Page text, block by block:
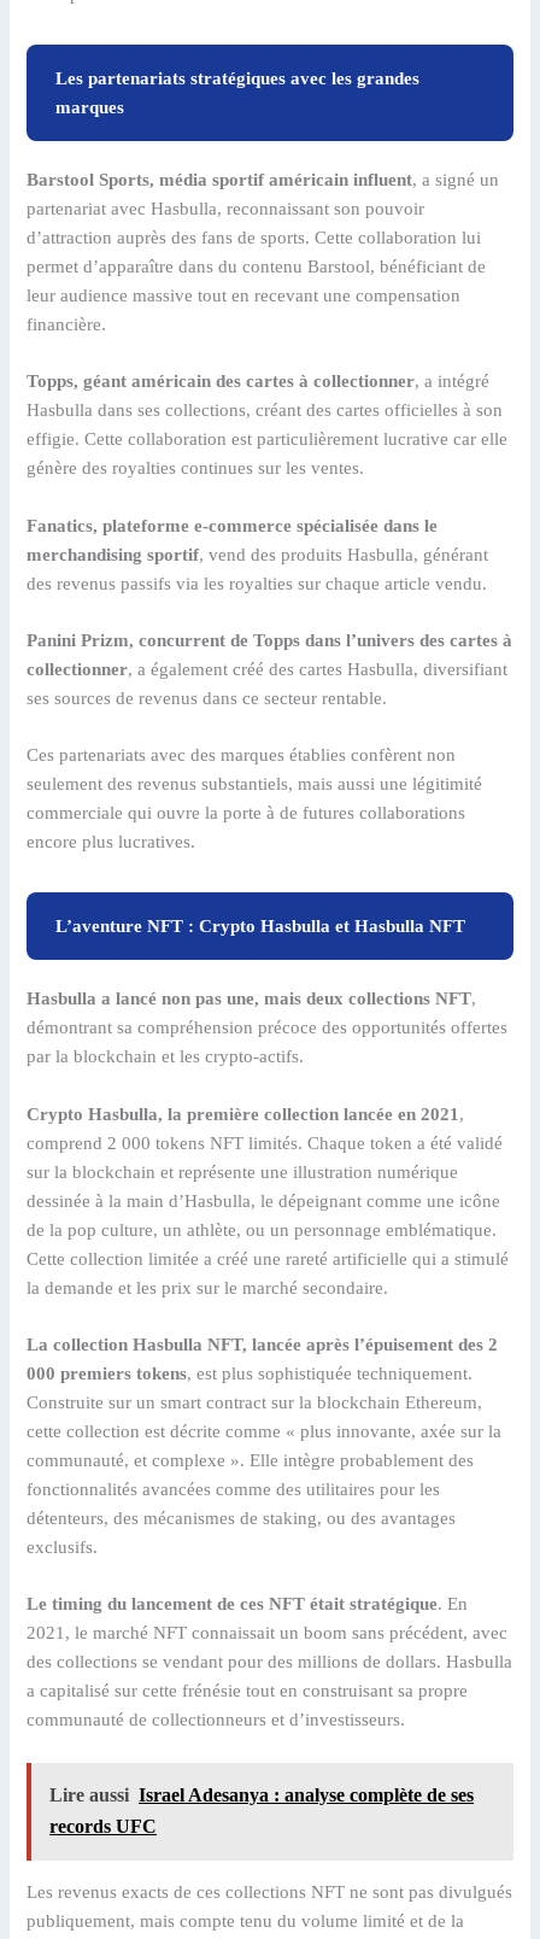
Les partenariats stratégiques avec les grandes
marques
Barstool Sports, média sportif américain influent, a signé un
partenariat avec Hasbulla, reconnaissant son pouvoir
d’attraction auprès des fans de sports. Cette collaboration lui
permet d’apparaître dans du contenu Barstool, bénéficiant de
leur audience massive tout en recevant une compensation
financière.
Topps, géant américain des cartes à collectionner, a intégré
Hasbulla dans ses collections, créant des cartes officielles à son
effigie. Cette collaboration est particulièrement lucrative car elle
génère des royalties continues sur les ventes.
Fanatics, plateforme e-commerce spécialisée dans le
merchandising sportif, vend des produits Hasbulla, générant
des revenus passifs via les royalties sur chaque article vendu.
Panini Prizm, concurrent de Topps dans l’univers des cartes à
collectionner, a également créé des cartes Hasbulla, diversifiant
ses sources de revenus dans ce secteur rentable.
Ces partenariats avec des marques établies confèrent non
seulement des revenus substantiels, mais aussi une légitimité
commerciale qui ouvre la porte à de futures collaborations
encore plus lucratives.
L’aventure NFT : Crypto Hasbulla et Hasbulla NFT
Hasbulla a lancé non pas une, mais deux collections NFT,
démontrant sa compréhension précoce des opportunités offertes
par la blockchain et les crypto-actifs.
Crypto Hasbulla, la première collection lancée en 2021 ,
comprend 2 000 tokens NFT limités. Chaque token a été validé
sur la blockchain et représente une illustration numérique
dessinée à la main d’Hasbulla, le dépeignant comme une icône
de la pop culture, un athlète, ou un personnage emblématique.
Cette collection limitée a créé une rareté artificielle qui a stimulé
la demande et les prix sur le marché secondaire.
La collection Hasbulla NFT, lancée après l’épuisement des 2
000 premiers tokens, est plus sophistiquée techniquement.
Construite sur un smart contract sur la blockchain Ethereum,
cette collection est décrite comme « plus innovante, axée sur la
communauté, et complexe ». Elle intègre probablement des
fonctionnalités avancées comme des utilitaires pour les
détenteurs, des mécanismes de staking, ou des avantages
exclusifs.
Le timing du lancement de ces NFT était stratégique. En
2021, le marché NFT connaissait un boom sans précédent, avec
des collections se vendant pour des millions de dollars. Hasbulla
a capitalisé sur cette frénésie tout en construisant sa propre
communauté de collectionneurs et d’investisseurs.
Lire aussi Israel Adesanya : analyse complète de ses
records UFC
Les revenus exacts de ces collections NFT ne sont pas divulgués
publiquement, mais compte tenu du volume limité et de la